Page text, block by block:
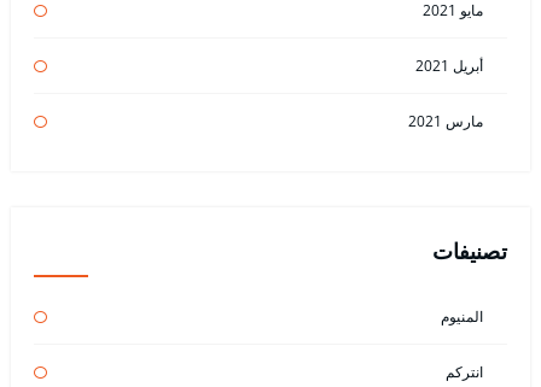
مايو 2021
أبريل 2021
مارس 2021
تصنيفات
المنيوم
انتركم